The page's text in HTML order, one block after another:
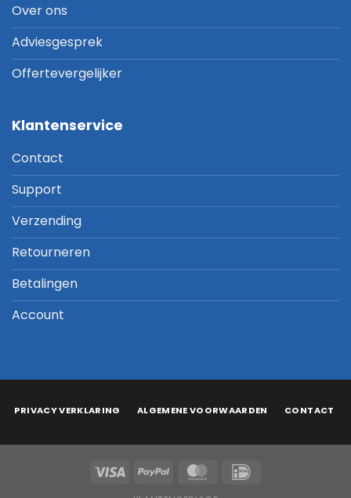
Over ons
Adviesgesprek
Offertevergelijker
Klantenservice
Contact
Support
Verzending
Retourneren
Betalingen
Account
PRIVACY VERKLARING ALGEMENE VOORWAARDEN CONTACT